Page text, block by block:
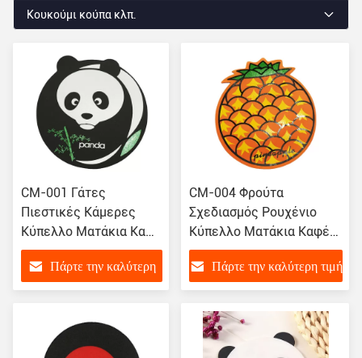
Κουκούμι κούπα κλπ.
CM-001 Γάτες
Πιεστικές Κάμερες
Κύπελλο Ματάκια Καφέ
Κούπα Μπάρ Κάμερες
Στάσου Κάμερες
Πιεστικές Κάμερες
Πάρτε την καλύτερη
CM-004 Φρούτα
Σχεδιασμός Ρουχένιο
Κύπελλο Ματάκια Καφέ
Κούπα Bar Coasters
Πιεστικές Coasters
Πάρτε την καλύτερη τιμή